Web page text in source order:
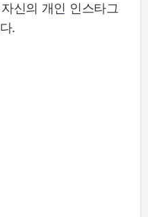
신의 개인 인스타그
.